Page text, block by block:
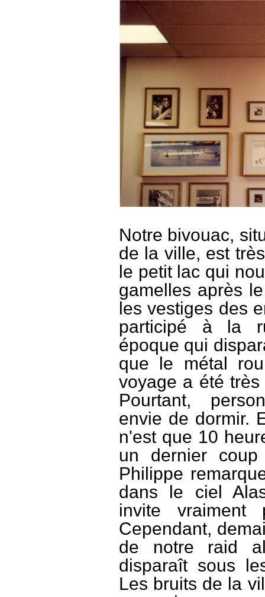
Notre bivouac,
de la ville, est
le petit lac qui
gamelles après
les vestiges des
participé à la
époque qui
que le métal
voyage a été
Pourtant,
envie de dormir.
n'est que 10
un dernier
Philippe
dans le ciel
invite
Cependant,
de notre raid
disparaît sous
Les bruits de la